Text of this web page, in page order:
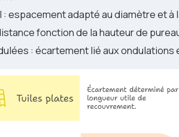
: espacement adapté au diamètre et à
fonction de la hauteur de
: écartement lié aux ondulations